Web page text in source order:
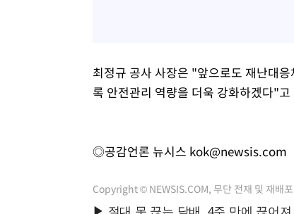
최정규 공사 사장은 "앞으로도 재난대
록 안전관리 역량을 더욱 강화하겠다"고
◎공감언론 뉴시스 kok@newsis.com
Copyright © NEWSIS.COM, 무단 전재 및 재배포